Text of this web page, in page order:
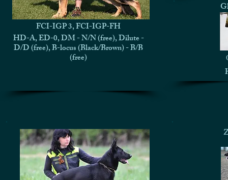
FCI-IGP 3, FCI-IGP-FH
HD-A, ED-0, DM - N/N (free), Dilute -
D/D (free), B-locus (Black/Brown) - B/B
(free)